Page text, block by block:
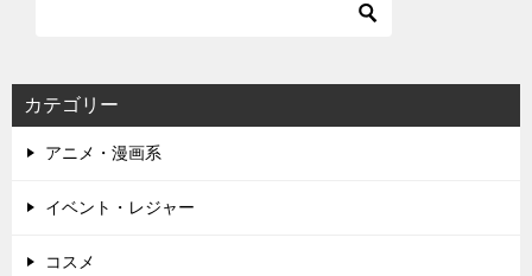
ー
シ
ョ
ン
カテゴリー
アニメ・漫画系
イベント・レジャー
コスメ